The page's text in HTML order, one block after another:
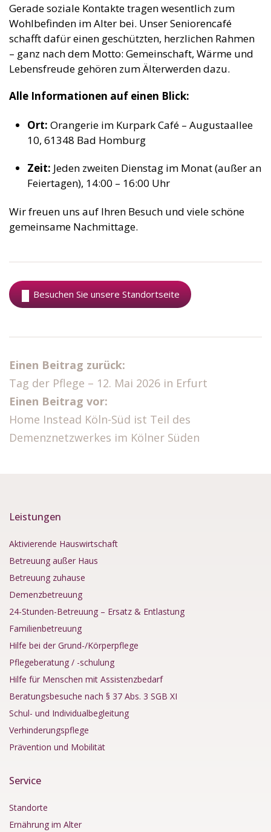
Gerade soziale Kontakte tragen wesentlich zum
Wohlbefinden im Alter bei. Unser Seniorencafé
schafft dafür einen geschützten, herzlichen Rahmen
– ganz nach dem Motto: Gemeinschaft, Wärme und
Lebensfreude gehören zum Älterwerden dazu.
Alle Informationen auf einen Blick:
Ort: Orangerie im Kurpark Café – Augustaallee
10, 61348 Bad Homburg
Zeit: Jeden zweiten Dienstag im Monat (außer an
Feiertagen), 14:00 – 16:00 Uhr
Wir freuen uns auf Ihren Besuch und viele schöne
gemeinsame Nachmittage.
Besuchen Sie unsere Standortseite
Einen Beitrag zurück:
Tag der Pflege – 12. Mai 2026 in Erfurt
Einen Beitrag vor:
Home Instead Köln-Süd ist Teil des
Demenznetzwerkes im Kölner Süden
Leistungen
Aktivierende Hauswirtschaft
Betreuung außer Haus
Betreuung zuhause
Demenzbetreuung
24-Stunden-Betreuung – Ersatz & Entlastung
Familienbetreuung
Hilfe bei der Grund-/Körperpflege
Pflegeberatung / -schulung
Hilfe für Menschen mit Assistenzbedarf
Beratungsbesuche nach § 37 Abs. 3 SGB XI
Schul- und Individualbegleitung
Verhinderungspflege
Prävention und Mobilität
Service
Standorte
Ernährung im Alter